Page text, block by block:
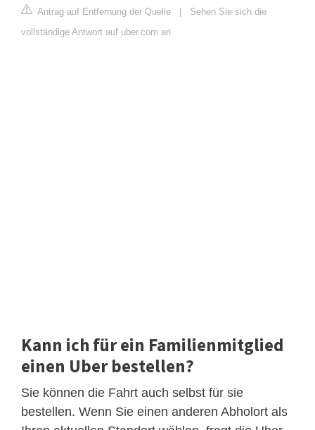
Antrag auf Entfernung der Quelle
Sehen Sie sich die
vollständige Antwort auf uber.com an
Kann ich für ein Familienmitglied
einen Uber bestellen?
Sie können die Fahrt auch selbst für sie
bestellen. Wenn Sie einen anderen Abholort als